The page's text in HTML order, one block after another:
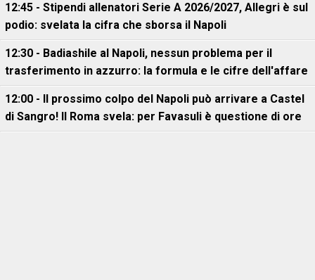
12:45 - Stipendi allenatori Serie A 2026/2027, Allegri è sul
podio: svelata la cifra che sborsa il Napoli
12:30 - Badiashile al Napoli, nessun problema per il
trasferimento in azzurro: la formula e le cifre dell'affare
12:00 - Il prossimo colpo del Napoli può arrivare a Castel
di Sangro! Il Roma svela: per Favasuli è questione di ore